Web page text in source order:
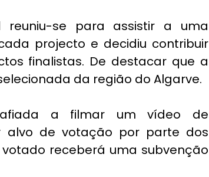
se para assistir a uma
projecto e decidiu contribuir
finalistas. De destacar que a
da região do Algarve.
a filmar um vídeo de
alvo de votação por parte dos
receberá uma subvenção